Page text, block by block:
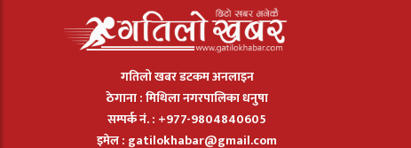
गतिलो खबर डटकम अनलाइन
ठेगाना : मिथिला नगरपालिका धनुषा
सम्पर्क नं. : +977-9804840605
इमेल : gatilokhabar@gmail.com